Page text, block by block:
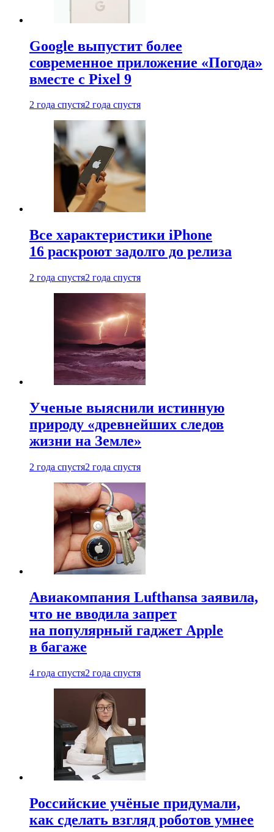
Google выпустит более
современное приложение «Погода»
вместе с Pixel 9
2 года спустя2 года спустя
Все характеристики iPhone
16 раскроют задолго до релиза
2 года спустя2 года спустя
Ученые выяснили истинную
природу «древнейших следов
жизни на Земле»
2 года спустя2 года спустя
Авиакомпания Lufthansa заявила,
что не вводила запрет
на популярный гаджет Apple
в багаже
4 года спустя2 года спустя
Российские учёные придумали,
как сделать взгляд роботов умнее